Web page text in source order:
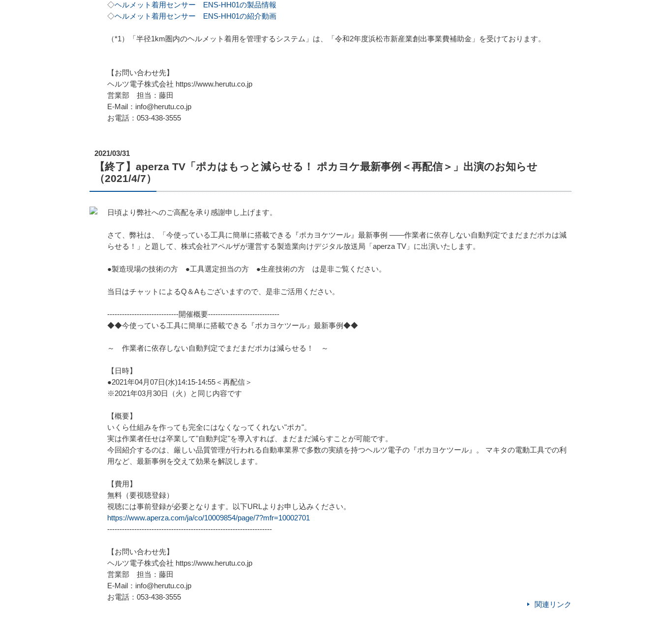
◇ヘルメット着用センサー ENS-HH01の製品情報
◇ヘルメット着用センサー ENS-HH01の紹介動画
（*1）「半径1km圏内のヘルメット着用を管理するシステム」は、「令和2年度浜松市新産業創出事業費補助金」を受けております。
【お問い合わせ先】
ヘルツ電子株式会社 https://www.herutu.co.jp
営業部 担当：藤田
E-Mail：info@herutu.co.jp
お電話：053-438-3555
2021/03/31
【終了】aperza TV「ポカはもっと減らせる！ ポカヨケ最新事例＜再配信＞」出演のお知らせ
（2021/4/7）
日頃より弊社へのご高配を承り感謝申し上げます。
さて、弊社は、「今使っている工具に簡単に搭載できる『ポカヨケツール』最新事例 ――作業者に依存しない自動判定でまだまだポカは減
らせる！」と題して、株式会社アペルザが運営する製造業向けデジタル放送局「aperza TV」に出演いたします。
●製造現場の技術の方 ●工具選定担当の方 ●生産技術の方 は是非ご覧ください。
当日はチャットによるQ＆Aもございますので、是非ご活用ください。
-----------------------------開催概要-----------------------------
◆◆今使っている工具に簡単に搭載できる『ポカヨケツール』最新事例◆◆
～ 作業者に依存しない自動判定でまだまだポカは減らせる！ ～
【日時】
●2021年04月07日(水)14:15-14:55＜再配信＞
※2021年03月30日（火）と同じ内容です
【概要】
いくら仕組みを作っても完全にはなくなってくれない"ポカ"。
実は作業者任せは卒業して"自動判定"を導入すれば、まだまだ減らすことが可能です。
今回紹介するのは、厳しい品質管理が行われる自動車業界で多数の実績を持つヘルツ電子の『ポカヨケツール』。 マキタの電動工具での利
用など、最新事例を交えて効果を解説します。
【費用】
無料（要視聴登録）
視聴には事前登録が必要となります。以下URLよりお申し込みください。
https://www.aperza.com/ja/co/10009854/page/7?mfr=10002701
-------------------------------------------------------------------
【お問い合わせ先】
ヘルツ電子株式会社 https://www.herutu.co.jp
営業部 担当：藤田
E-Mail：info@herutu.co.jp
お電話：053-438-3555
関連リンク